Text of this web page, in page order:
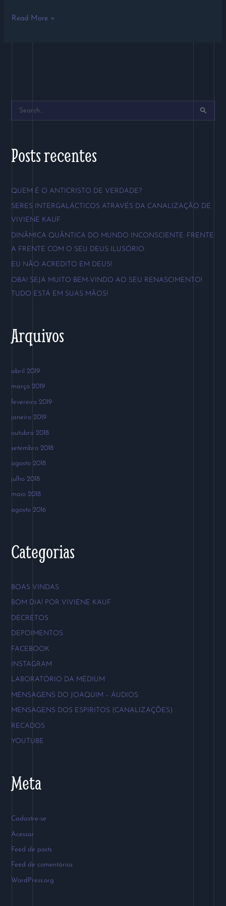
Read More »
q
i
p
o
r
Posts recentes
QUEM É O ANTICRISTO DE VERDADE?
SERES INTERGALÁCTICOS ATRAVÉS DA CANALIZAÇÃO DE
VIVIENE KAUF
DINÂMICA QUÂNTICA DO MUNDO INCONSCIENTE: FRENTE
A FRENTE COM O SEU DEUS ILUSÓRIO.
EU NÃO ACREDITO EM DEUS!
OBA! SEJA MUITO BEM-VINDO AO SEU RENASCIMENTO!
TUDO ESTÁ EM SUAS MÃOS!
Arquivos
abril 2019
março 2019
fevereiro 2019
janeiro 2019
outubro 2018
setembro 2018
agosto 2018
julho 2018
maio 2018
agosto 2016
Categorias
BOAS VINDAS
BOM DIA! POR VIVIENE KAUF
DECRETOS
DEPOIMENTOS
FACEBOOK
INSTAGRAM
LABORATÓRIO DA MÉDIUM
MENSAGENS DO JOAQUIM – ÁUDIOS
MENSAGENS DOS ESPIRITOS (CANALIZAÇÕES)
RECADOS
YOUTUBE
Meta
Cadastre-se
Acessar
Feed de posts
Feed de comentários
WordPress.org